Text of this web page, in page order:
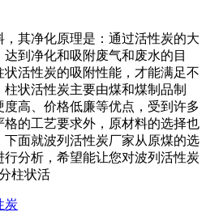
其净化原理是：通过活性炭的大
到净化和吸附废气和废水的目
活性炭的吸附性能，才能满足不
状活性炭主要由煤和煤制品制
高、价格低廉等优点，受到许多
的工艺要求外，原材料的选择也
面就波列活性炭厂家从原煤的选
分析，希望能让您对波列活性炭
柱状活
炭